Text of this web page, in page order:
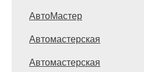
АвтоМастер
Автомастерская
Автомастерская